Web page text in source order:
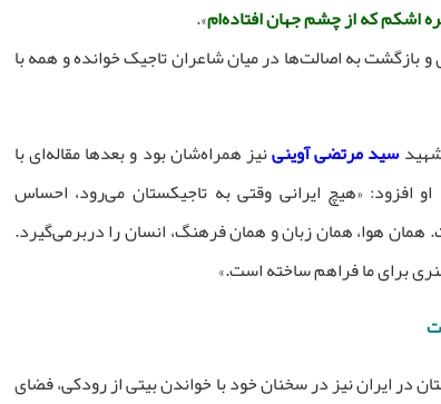
اشکم که از چشم جهان افتاده‌ام».
و بازگشت به اصالت‌ها در میان شاعران تاجیک خوانده و همه با
سید مرتضی آوینینیز همراه‌شان بود و بعدها مقاله‌ای با
افزود: «هیچ ایرانی وقتی به تاجیکستان می‌رود، احساس
هوا، همان زبان و همان فرهنگ، انسان را دربرمی‌گیرد.
برای ما فراهم ساخته است.»
در ایران نیز در سخنان خود با خواندن بیتی از رودکی، فضای